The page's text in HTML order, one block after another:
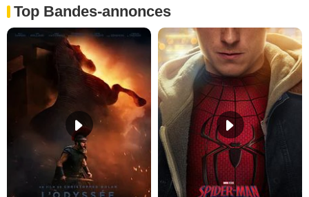
Top Bandes-annonces